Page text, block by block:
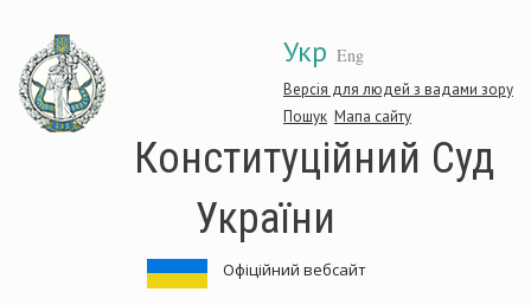
основного
матеріалу
Укр Eng
Версія для людей з вадами зору
Пошук Мапа сайту
Конституційний Суд
України
Офіційний вебсайт